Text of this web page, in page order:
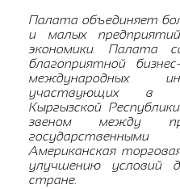
Палата объединяет
и малых
экономики. Палата
благоприятной
международных
участвующих в
Кыргызской
звеном между
Американская
улучшению условий
стране.